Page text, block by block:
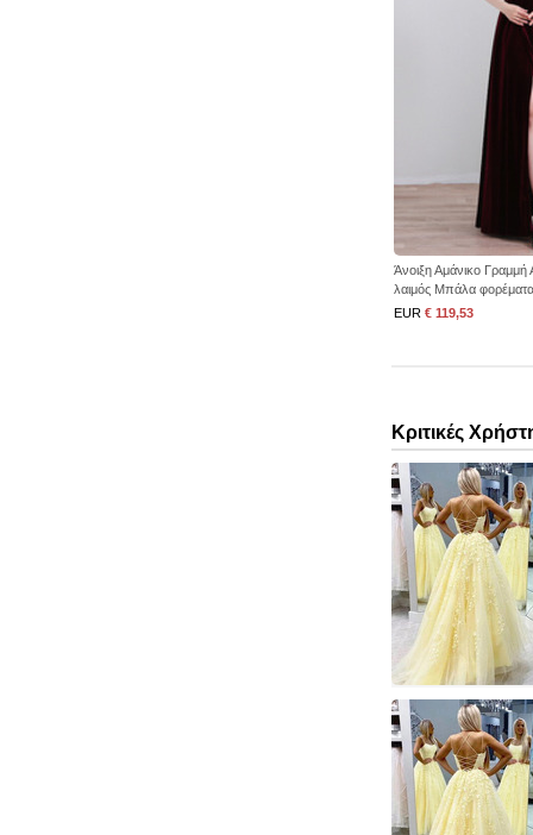
Άνοιξη Αμάνικο
λαιμός Μπάλα φορέματα
EUR € 119,53
Κριτικές